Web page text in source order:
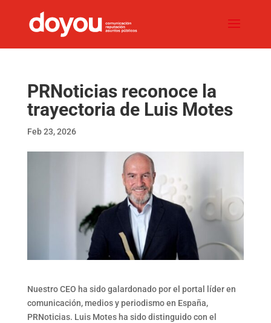
PRNoticias reconoce la
trayectoria de Luis Motes
Feb 23, 2026
Nuestro CEO ha sido galardonado por el portal líder en
comunicación, medios y periodismo en España,
PRNoticias. Luis Motes ha sido distinguido con el